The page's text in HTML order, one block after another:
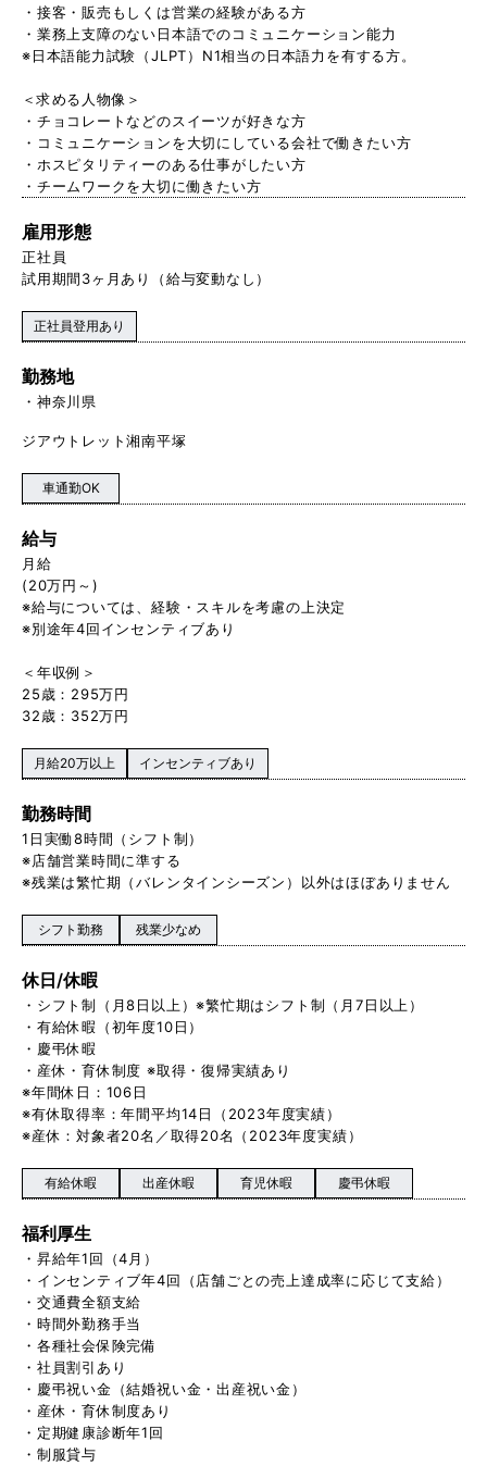
・接客・販売もしくは営業の経験がある方
・業務上支障のない日本語でのコミュニケーション能力
※日本語能力試験（JLPT）N1相当の日本語力を有する方。
＜求める人物像＞
・チョコレートなどのスイーツが好きな方
・コミュニケーションを大切にしている会社で働きたい方
・ホスピタリティーのある仕事がしたい方
・チームワークを大切に働きたい方
雇用形態
正社員
試用期間3ヶ月あり（給与変動なし）
正社員登用あり
勤務地
神奈川県
ジアウトレット湘南平塚
車通勤OK
給与
月給
(20万円～)
※給与については、経験・スキルを考慮の上決定
※別途年4回インセンティブあり
＜年収例＞
25歳：295万円
32歳：352万円
月給20万以上 インセンティブあり
勤務時間
1日実働8時間（シフト制）
※店舗営業時間に準する
※残業は繁忙期（バレンタインシーズン）以外はほぼありません
シフト勤務 残業少なめ
休日/休暇
・シフト制（月8日以上）※繁忙期はシフト制（月7日以上）
・有給休暇（初年度10日）
・慶弔休暇
・産休・育休制度 ※取得・復帰実績あり
※年間休日：106日
※有休取得率：年間平均14日（2023年度実績）
※産休：対象者20名／取得20名（2023年度実績）
有給休暇 出産休暇 育児休暇 慶弔休暇
福利厚生
・昇給年1回（4月）
・インセンティブ年4回（店舗ごとの売上達成率に応じて支給）
・交通費全額支給
・時間外勤務手当
・各種社会保険完備
・社員割引あり
・慶弔祝い金（結婚祝い金・出産祝い金）
・産休・育休制度あり
・定期健康診断年1回
・制服貸与